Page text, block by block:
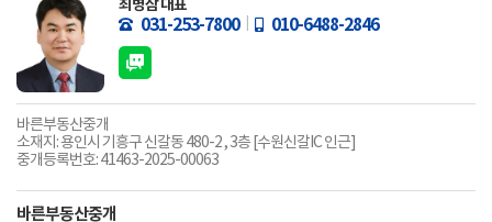
최병삼 대표
031-253-7800 010-6488-2846
바른부동산중개
소재지: 용인시 기흥구 신갈동 480-2 , 3층 [수원신갈IC 인근]
중개등록번호: 41463-2025-00063
바른부동산중개